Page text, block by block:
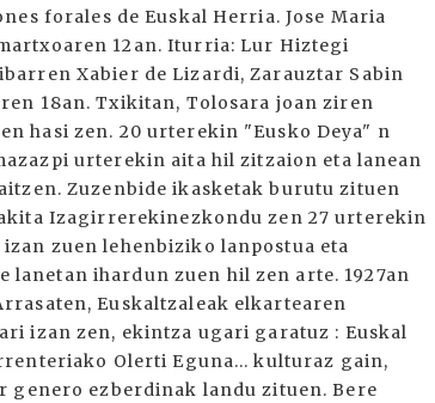
forales de Euskal Herria. Jose Maria
12an. Iturria: Lur Hiztegi
Xabier de Lizardi, Zarauztar Sabin
18an. Txikitan, Tolosara joan ziren
hasi zen. 20 urterekin "Eusko Deya" n
urterekin aita hil zitzaion eta lanean
Zuzenbide ikasketak burutu zituen
Izagirrerekinezkondu zen 27 urterekin
zuen lehenbiziko lanpostua eta
lanetan ihardun zuen hil zen arte. 1927an
Euskaltzaleak elkartearen
izan zen, ekintza ugari garatuz : Euskal
Olerti Eguna... kulturaz gain,
ezberdinak landu zituen. Bere